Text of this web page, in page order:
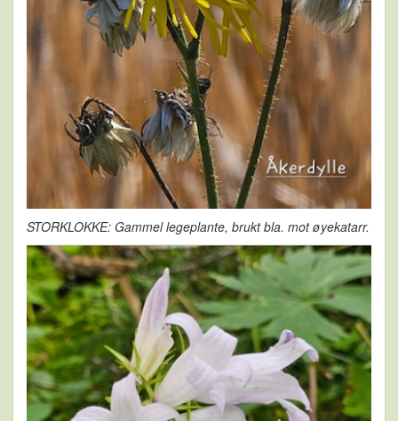
STORKLOKKE: Gammel legeplante, brukt bla. mot øyekatarr.